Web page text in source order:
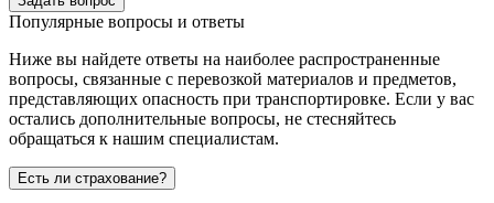
Популярные вопросы и ответы
Ниже вы найдете ответы на наиболее распространенные
вопросы, связанные с перевозкой материалов и предметов,
представляющих опасность при транспортировке. Если у вас
остались дополнительные вопросы, не стесняйтесь
обращаться к нашим специалистам.
Есть ли страхование?